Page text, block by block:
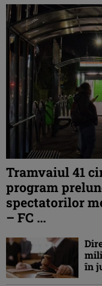
Tramvaiul 41
program
spectatorilor
– FC ...
în